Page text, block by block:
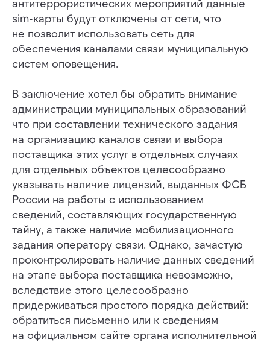
антитеррористических мероприятий данные
sim-карты будут отключены от сети, что
не позволит использовать сеть для
обеспечения каналами связи муниципальную
систем оповещения.
В заключение хотел бы обратить внимание
администрации муниципальных образований
что при составлении технического задания
на организацию каналов связи и выбора
поставщика этих услуг в отдельных случаях
для отдельных объектов целесообразно
указывать наличие лицензий, выданных ФСБ
России на работы с использованием
сведений, составляющих государственную
тайну, а также наличие мобилизационного
задания оператору связи. Однако, зачастую
проконтролировать наличие данных сведений
на этапе выбора поставщика невозможно,
вследствие этого целесообразно
придерживаться простого порядка действий:
обратиться письменно или к сведениям
на официальном сайте органа исполнительной
ОТПРАВИТЬ
Нажимая на кнопку «отправить» я даю свое
согласие на обработку персональных данных
в соответствии сполитикой конфиденциальности
Заметки
Авторы
О сервисе
РАЗДЕЛЫ
ИНФОСТРАТА
Самая полная база знаний
в области систем оповещения
населения в России
Telegram